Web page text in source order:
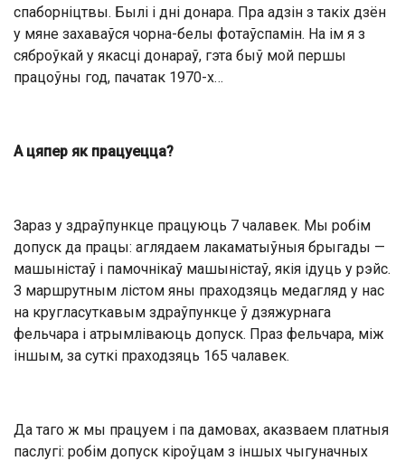
спаборніцтвы. Былі і дні донара. Пра адзін з такіх дзён
у мяне захаваўся чорна-белы фотаўспамін. На ім я з
сяброўкай у якасці донараў, гэта быў мой першы
працоўны год, пачатак 1970-х…
А цяпер як працуецца?
Зараз у здраўпункце працуюць 7 чалавек. Мы робім
допуск да працы: аглядаем лакаматыўныя брыгады —
машыністаў і памочнікаў машыністаў, якія ідуць у рэйс.
З маршрутным лістом яны праходзяць медагляд у нас
на кругласуткавым здраўпункце ў дзяжурнага
фельчара і атрымліваюць допуск. Праз фельчара, між
іншым, за суткі праходзяць 165 чалавек.
Да таго ж мы працуем і па дамовах, аказваем платныя
паслугі: робім допуск кіроўцам з іншых чыгуначных